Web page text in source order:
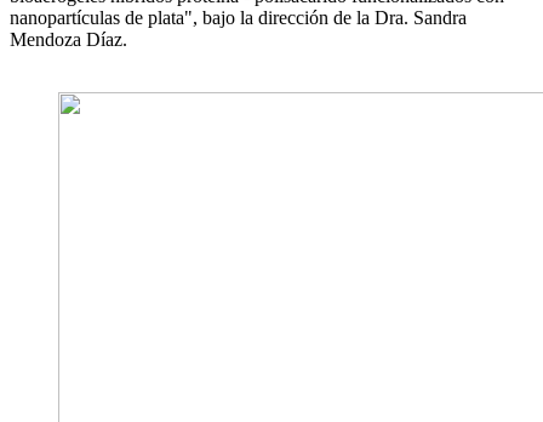
nanopartículas de plata", bajo la dirección de la Dra. Sandra
Mendoza Díaz.